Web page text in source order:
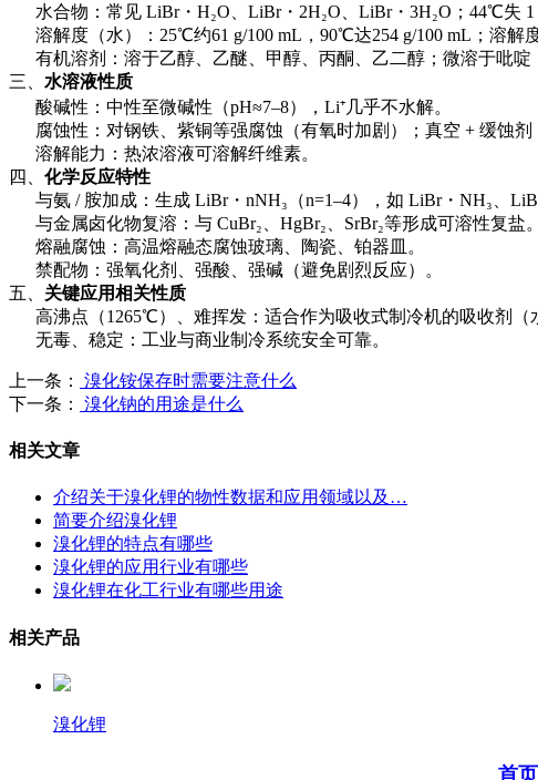
水合物：常见 LiBr・H₂O、LiBr・2H₂O、LiBr・3H₂O；44℃失 1
溶解度（水）：25℃约61 g/100 mL，90℃达254 g/100 mL；溶解
有机溶剂：溶于乙醇、乙醚、甲醇、丙酮、乙二醇；微溶于吡啶
三、 水溶液性质
酸碱性：中性至微碱性（pH≈7–8），Li⁺几乎不水解。
腐蚀性：对钢铁、紫铜等强腐蚀（有氧时加剧）；真空 + 缓蚀剂
溶解能力：热浓溶液可溶解纤维素。
四、 化学反应特性
与氨 / 胺加成：生成 LiBr・nNH₃（n=1–4），如 LiBr・NH₃、LiBr
与金属卤化物复溶：与 CuBr₂、HgBr₂、SrBr₂等形成可溶性复盐。
熔融腐蚀：高温熔融态腐蚀玻璃、陶瓷、铂器皿。
禁配物：强氧化剂、强酸、强碱（避免剧烈反应）。
五、 关键应用相关性质
高沸点（1265℃）、难挥发：适合作为吸收式制冷机的吸收剂（
无毒、稳定：工业与商业制冷系统安全可靠。
上一条：
溴化铵保存时需要注意什么
下一条：
溴化钠的用途是什么
相关文章
介绍关于溴化锂的物性数据和应用领域以及…
简要介绍溴化锂
溴化锂的特点有哪些
溴化锂的应用行业有哪些
溴化锂在化工行业有哪些用途
相关产品
溴化锂
首页